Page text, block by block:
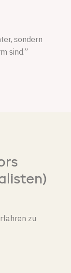
sondern
sind.”
zu